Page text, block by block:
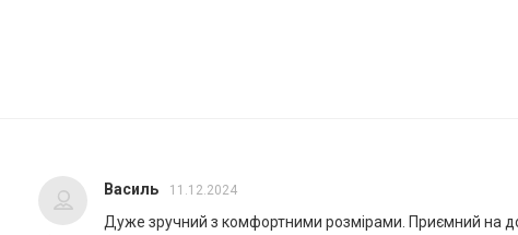
Василь 11.12.2024
Дуже зручний з комфортними розмірами. Приємний на